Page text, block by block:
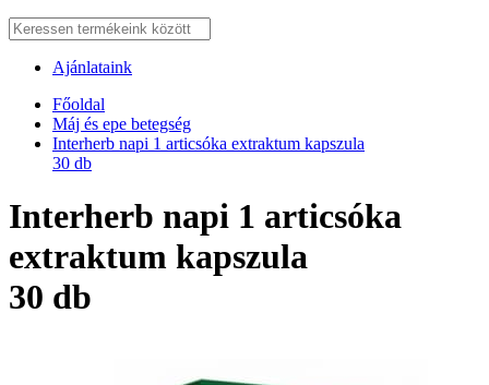
Ajánlataink
Főoldal
Máj és epe betegség
Interherb napi 1 articsóka extraktum kapszula
30 db
Interherb napi 1 articsóka
extraktum kapszula
30 db